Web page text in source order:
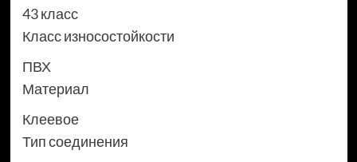
43 класс
Класс износостойкости
ПВХ
Материал
Клеевое
Тип соединения